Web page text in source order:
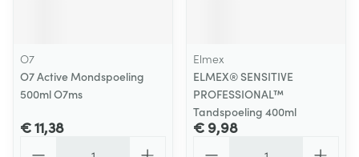
O7
O7 Active Mondspoeling
500ml O7ms
€ 11,38
Elmex
ELMEX® SENSITIVE
PROFESSIONAL™
Tandspoeling 400ml
€ 9,98